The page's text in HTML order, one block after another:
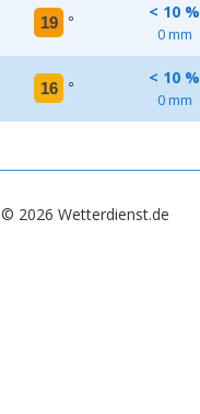
19 °
< 10 %
0 mm
16 °
< 10 %
0 mm
© 2026 Wetterdienst.de